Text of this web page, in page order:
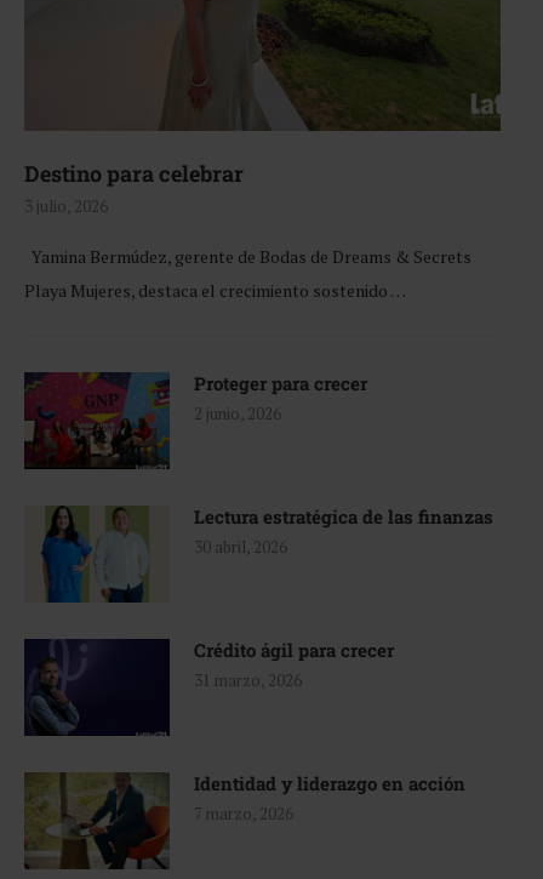
Destino para celebrar
3 julio, 2026
Yamina Bermúdez, gerente de Bodas de Dreams & Secrets
Playa Mujeres, destaca el crecimiento sostenido …
Proteger para crecer
2 junio, 2026
Lectura estratégica de las finanzas
30 abril, 2026
Crédito ágil para crecer
31 marzo, 2026
Identidad y liderazgo en acción
7 marzo, 2026